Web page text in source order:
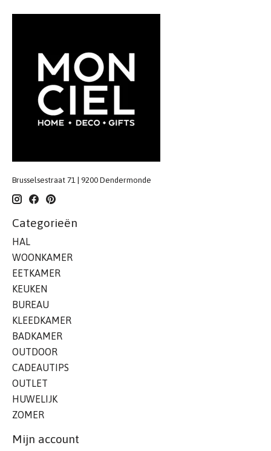
Brusselsestraat 71 | 9200 Dendermonde
Categorieën
HAL
WOONKAMER
EETKAMER
KEUKEN
BUREAU
KLEEDKAMER
BADKAMER
OUTDOOR
CADEAUTIPS
OUTLET
HUWELIJK
ZOMER
Mijn account